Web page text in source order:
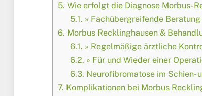
5. Wie erfolgt die Diagnose Morbus-
5.1. » Fachübergreifende
6. Morbus Recklinghausen &
6.1. » Regelmäßige ärztliche
6.2. » Für und Wieder einer
6.3. Neurofibromatose im Schien-
7. Komplikationen bei Morbus